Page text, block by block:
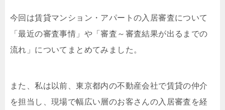
今回は賃貸マンション・アパートの入居審査について
「最近の審査事情」や「審査～審査結果が出るまでの
流れ」についてまとめてみました。
また、私は以前、東京都内の不動産会社で賃貸の仲介
を担当し、現場で幅広い層のお客さんの入居審査を経